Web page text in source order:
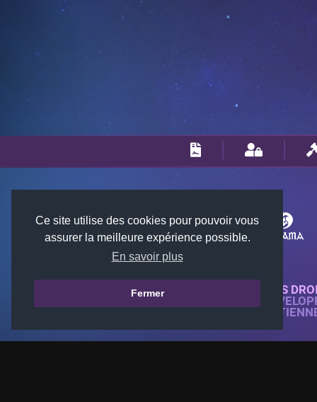
Ce site utilise des cookies pour pouvoir vous
assurer la meilleure expérience possible.
En savoir plus
Fermer
© 2018-2026 KTARENA. TOUS
SITE WEB ENTIÈREMENT
TOUTES LES IMAGES